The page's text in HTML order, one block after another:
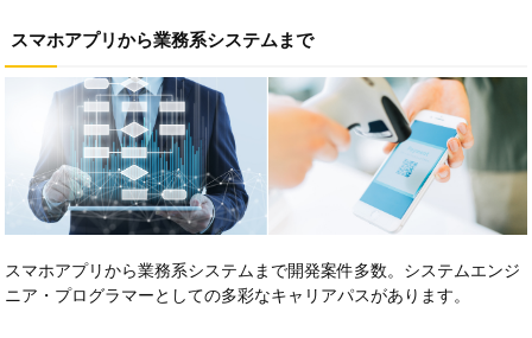
スマホアプリから業務系システムまで
スマホアプリから業務系システムまで開発案件多数。システムエンジ
ニア・プログラマーとしての多彩なキャリアパスがあります。